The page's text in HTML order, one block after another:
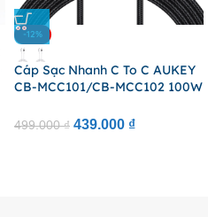
-12%
Cáp Sạc Nhanh C To C AUKEY
CB-MCC101/CB-MCC102 100W
480Mbps)
499.000₫ 439.000 ₫